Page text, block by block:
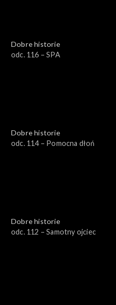
Dobre historie
odc. 116 – SPA
Dobre historie
odc. 114 – Pomocna dłoń
Dobre historie
odc. 112 – Samotny ojciec